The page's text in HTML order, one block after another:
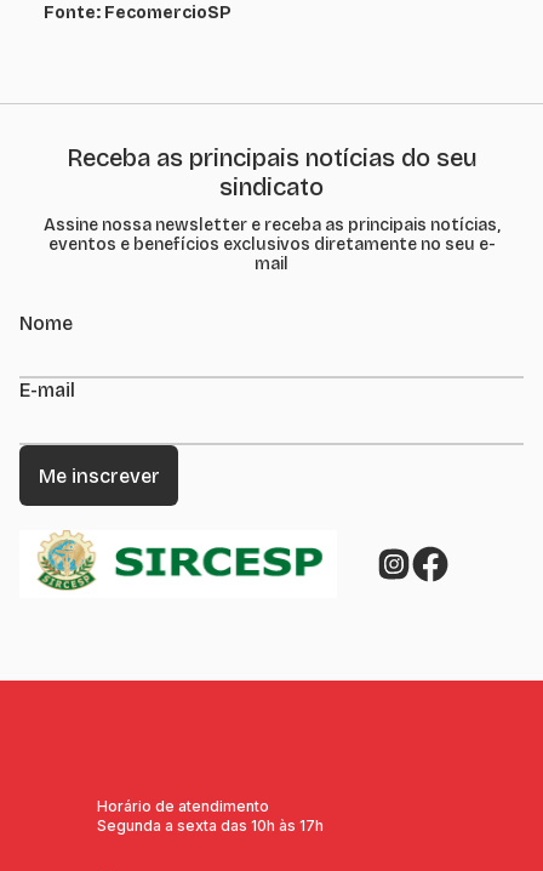
Fonte: FecomercioSP
Receba as principais notícias do seu
sindicato
Assine nossa newsletter e receba as principais notícias,
eventos e benefícios exclusivos diretamente no seu e-
mail
Nome
E-mail
Horário de atendimento
Segunda a sexta das 10h às 17h